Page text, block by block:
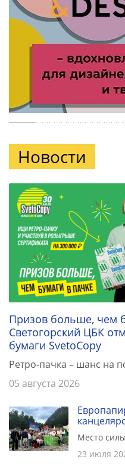
Новости
Призов больше, чем
Светогорский ЦБК
бумаги SvetoCopy
Ретро-пачка – шанс на
05 августа 2026
Место
23 июля